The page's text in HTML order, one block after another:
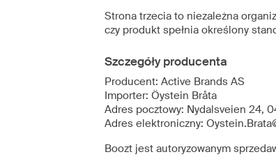
Strona trzecia to niezależna
czy produkt spełnia określony
Szczegóły producenta
Producent: Active Brands AS
Importer: Öystein Bråta
Adres pocztowy: Nydalsveien 24,
Adres elektroniczny:
Boozt jest autoryzowanym